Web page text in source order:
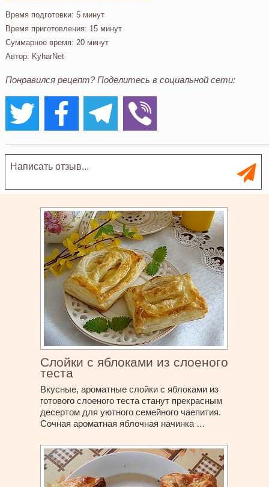
Время подготовки: 5 минут
Время приготовления: 15 минут
Суммарное время: 20 минут
Автор: KyharNet
Понравился рецепт? Поделитесь в социальной сети:
Слойки с яблоками из слоеного
теста
Вкусные, ароматные слойки с яблоками из
готового слоеного теста станут прекрасным
десертом для уютного семейного чаепития.
Сочная ароматная яблочная начинка …